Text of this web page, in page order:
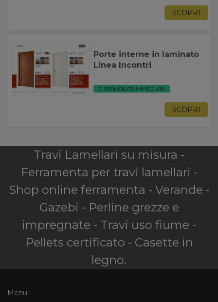
SCOPRI
Porte interne in laminato
Linea Incontri
DISPONIBILITÀ IMMEDIATA
SCOPRI
Travi Lamellari su misura -
Ferramenta per travi lamellari -
Shop online ferramenta - Verande -
Gazebi - Perline grezze e
impregnate - Travi uso fiume -
Pellets certificato - Casette in
legno.
Menu